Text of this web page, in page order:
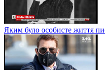
Яким було особисте життя